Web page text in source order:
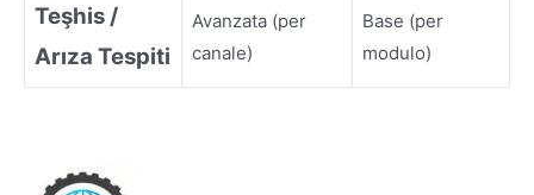
Teşhis /
Arıza Tespiti
Avanzata (per
canale)
Base (per
modulo)